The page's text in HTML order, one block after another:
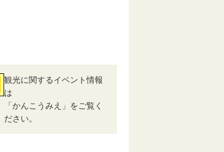
観光に関するイベント情報
は
「かんこうみえ」をご覧く
ださい。